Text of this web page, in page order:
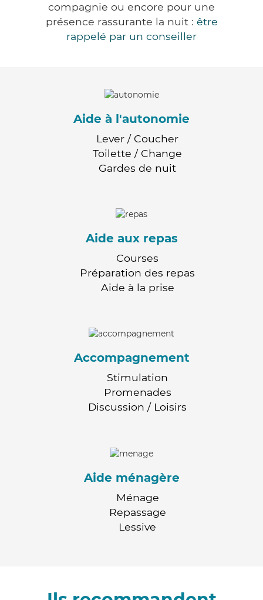
compagnie ou encore pour une
présence rassurante la nuit : être
rappelé par un conseiller
Aide à l'autonomie
Lever / Coucher
Toilette / Change
Gardes de nuit
Aide aux repas
Courses
Préparation des repas
Aide à la prise
Accompagnement
Stimulation
Promenades
Discussion / Loisirs
Aide ménagère
Ménage
Repassage
Lessive